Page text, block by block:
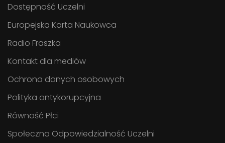
Dostępność Uczelni
Europejska Karta Naukowca
Radio Fraszka
Kontakt dla mediów
Ochrona danych osobowych
Polityka antykorupcyjna
Równość Płci
Społeczna Odpowiedzialność Uczelni